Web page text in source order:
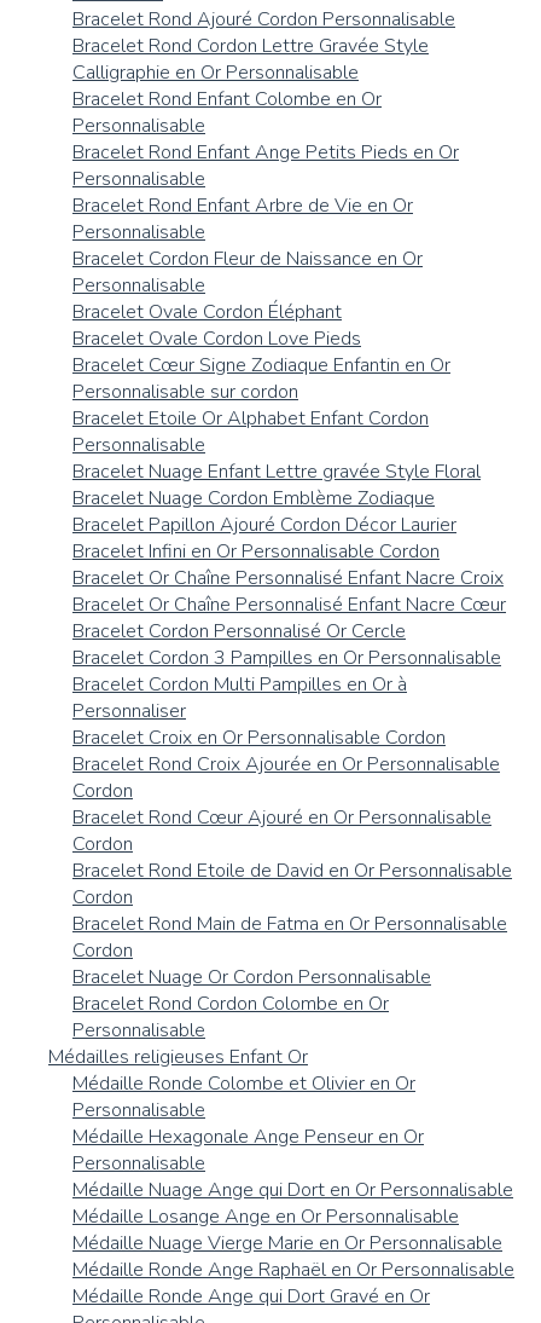
Bracelet Rond Ajouré Cordon Personnalisable
Bracelet Rond Cordon Lettre Gravée Style
Calligraphie en Or Personnalisable
Bracelet Rond Enfant Colombe en Or
Personnalisable
Bracelet Rond Enfant Ange Petits Pieds en Or
Personnalisable
Bracelet Rond Enfant Arbre de Vie en Or
Personnalisable
Bracelet Cordon Fleur de Naissance en Or
Personnalisable
Bracelet Ovale Cordon Éléphant
Bracelet Ovale Cordon Love Pieds
Bracelet Cœur Signe Zodiaque Enfantin en Or
Personnalisable sur cordon
Bracelet Etoile Or Alphabet Enfant Cordon
Personnalisable
Bracelet Nuage Enfant Lettre gravée Style Floral
Bracelet Nuage Cordon Emblème Zodiaque
Bracelet Papillon Ajouré Cordon Décor Laurier
Bracelet Infini en Or Personnalisable Cordon
Bracelet Or Chaîne Personnalisé Enfant Nacre Croix
Bracelet Or Chaîne Personnalisé Enfant Nacre Cœur
Bracelet Cordon Personnalisé Or Cercle
Bracelet Cordon 3 Pampilles en Or Personnalisable
Bracelet Cordon Multi Pampilles en Or à
Personnaliser
Bracelet Croix en Or Personnalisable Cordon
Bracelet Rond Croix Ajourée en Or Personnalisable
Cordon
Bracelet Rond Cœur Ajouré en Or Personnalisable
Cordon
Bracelet Rond Etoile de David en Or Personnalisable
Cordon
Bracelet Rond Main de Fatma en Or Personnalisable
Cordon
Bracelet Nuage Or Cordon Personnalisable
Bracelet Rond Cordon Colombe en Or
Personnalisable
Médailles religieuses Enfant Or
Médaille Ronde Colombe et Olivier en Or
Personnalisable
Médaille Hexagonale Ange Penseur en Or
Personnalisable
Médaille Nuage Ange qui Dort en Or Personnalisable
Médaille Losange Ange en Or Personnalisable
Médaille Nuage Vierge Marie en Or Personnalisable
Médaille Ronde Ange Raphaël en Or Personnalisable
Médaille Ronde Ange qui Dort Gravé en Or